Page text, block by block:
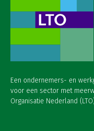
Een ondernemers- en
voor een sector met
Organisatie Nederland